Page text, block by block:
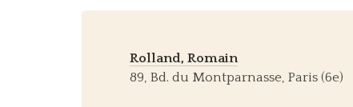
Rolland, Romain
89, Bd. du Montparnasse, Paris (6e)